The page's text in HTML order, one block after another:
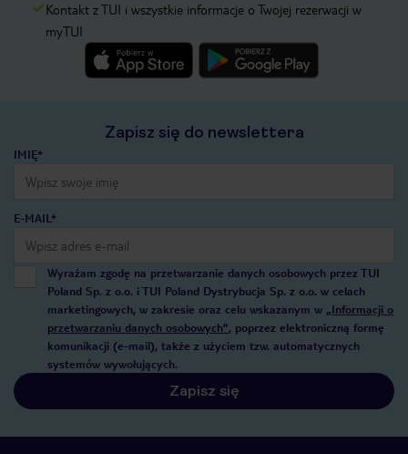
Kontakt z TUI i wszystkie informacje o Twojej rezerwacji w
myTUI
Zapisz się do newslettera
IMIĘ*
E-MAIL*
Wyrażam zgodę na przetwarzanie danych osobowych przez TUI
Poland Sp. z o.o. i TUI Poland Dystrybucja Sp. z o.o. w celach
marketingowych, w zakresie oraz celu wskazanym w „Informacji o
przetwarzaniu danych osobowych”, poprzez elektroniczną formę
komunikacji (e-mail), także z użyciem tzw. automatycznych
systemów wywołujących.
Zapisz się